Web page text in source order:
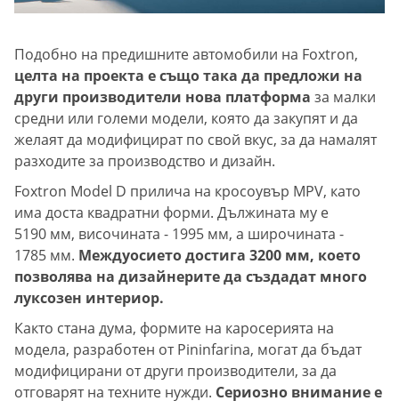
Подобно на предишните автомобили на Foxtron,
целта на проекта е също така да предложи на
други производители нова платформа за малки
средни или големи модели, която да закупят и да
желаят да модифицират по свой вкус, за да намалят
разходите за производство и дизайн.
Foxtron Model D прилича на кросоувър MPV, като
има доста квадратни форми. Дължината му е
5190 мм, височината - 1995 мм, а широчината -
1785 мм. Междуосието достига 3200 мм, което
позволява на дизайнерите да създадат много
луксозен интериор.
Както стана дума, формите на каросерията на
модела, разработен от Pininfarina, могат да бъдат
модифицирани от други производители, за да
отговарят на техните нужди. Сериозно внимание е